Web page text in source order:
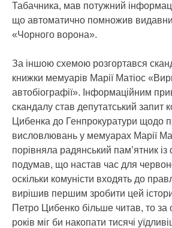
Табачника, мав потужний
що автоматично помножив
«Чорного ворона».
За іншою схемою розгортався
книжки мемуарів Марії Матіос
автобіографії». Інформаційним
скандалу став депутатський запит
Цибенка до Генпрокуратури щодо
висловлювань у мемуарах Марії
порівняла радянський пам’ятник
подумав, що настав час для
оскільки комуністи входять до
вирішив першим зробити цей
Петро Цибенко більше читав, то за
років міг би накопати тисячі